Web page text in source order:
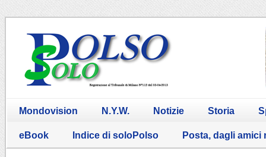
Mondovision N.Y.W. Notizie Storia
eBook Indice di soloPolso Posta, dagli amici